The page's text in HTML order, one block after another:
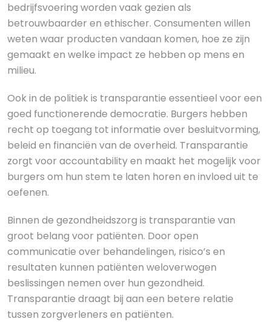
bedrijfsvoering worden vaak gezien als
betrouwbaarder en ethischer. Consumenten willen
weten waar producten vandaan komen, hoe ze zijn
gemaakt en welke impact ze hebben op mens en
milieu.
Ook in de politiek is transparantie essentieel voor een
goed functionerende democratie. Burgers hebben
recht op toegang tot informatie over besluitvorming,
beleid en financiën van de overheid. Transparantie
zorgt voor accountability en maakt het mogelijk voor
burgers om hun stem te laten horen en invloed uit te
oefenen.
Binnen de gezondheidszorg is transparantie van
groot belang voor patiënten. Door open
communicatie over behandelingen, risico’s en
resultaten kunnen patiënten weloverwogen
beslissingen nemen over hun gezondheid.
Transparantie draagt bij aan een betere relatie
tussen zorgverleners en patiënten.